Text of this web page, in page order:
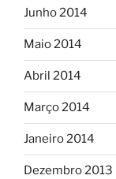
Junho 2014
Maio 2014
Abril 2014
Março 2014
Janeiro 2014
Dezembro 2013